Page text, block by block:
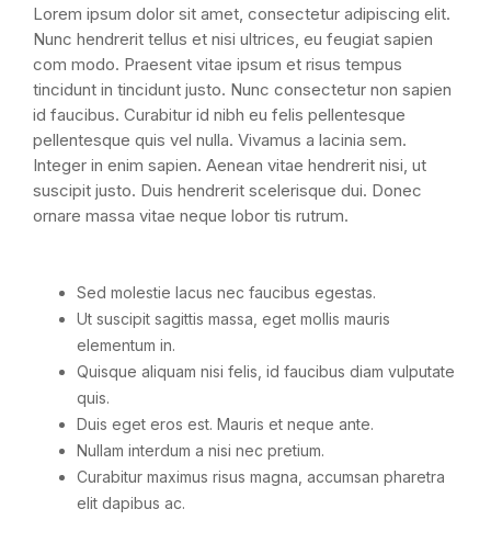
Lorem ipsum dolor sit amet, consectetur adipiscing elit.
Nunc hendrerit tellus et nisi ultrices, eu feugiat sapien
com modo. Praesent vitae ipsum et risus tempus
tincidunt in tincidunt justo. Nunc consectetur non sapien
id faucibus. Curabitur id nibh eu felis pellentesque
pellentesque quis vel nulla. Vivamus a lacinia sem.
Integer in enim sapien. Aenean vitae hendrerit nisi, ut
suscipit justo. Duis hendrerit scelerisque dui. Donec
ornare massa vitae neque lobor tis rutrum.
Sed molestie lacus nec faucibus egestas.
Ut suscipit sagittis massa, eget mollis mauris
elementum in.
Quisque aliquam nisi felis, id faucibus diam vulputate
quis.
Duis eget eros est. Mauris et neque ante.
Nullam interdum a nisi nec pretium.
Curabitur maximus risus magna, accumsan pharetra
elit dapibus ac.